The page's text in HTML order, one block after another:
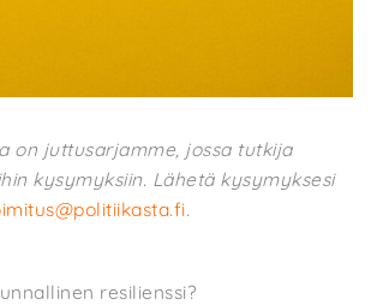
on juttusarjamme, jossa tutkija
kysymyksiin. Lähetä kysymyksesi
.
resilienssi?